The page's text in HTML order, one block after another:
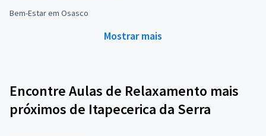
Bem-Estar em Osasco
Mostrar mais
Encontre Aulas de Relaxamento mais
próximos de Itapecerica da Serra